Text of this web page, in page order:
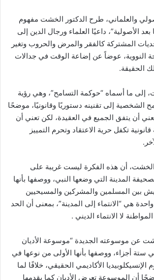
والعلماني، طرح الدكتور الخشت مفهوم
بعد الأصولية”، داعيًا العلماء ورجال الدين إلى
المشتركة كالفقر والمرض والحروب وتغير
النووية، عوضاً عن إضاعة الوقت في جدالات
الحقيقة.
إلى ما أسماه “حوكمة التسامح”، وهي رؤية
الشخصية إلى تقنينه دستوريًا وقانونيًا، موضحًا
أن يتفق الجميع في العقيدة، لكن تعني أن
تكفل حرية الاعتقاد وتحرم التمييز
الخشت، أن هذه الفكرة ليست غريبة على
المدينة التي وضعها النبي، ووصفها بأنها
بين المسلمين والمشركين والمسيحيين
هي “الانتماء إلى المدينة”، بمعنى أن الحد
لا الانتماء الديني .
عن موسوعته الجديدة “موسوعة الأديان
ستة أجزاء، ووصفها بأنها الأولى من نوعها في
الإنسيكلوبيديا الأكاديمي الحقيقي، خلافًا لما
أن الموسوعة تعرض الأديان كما يقدمها